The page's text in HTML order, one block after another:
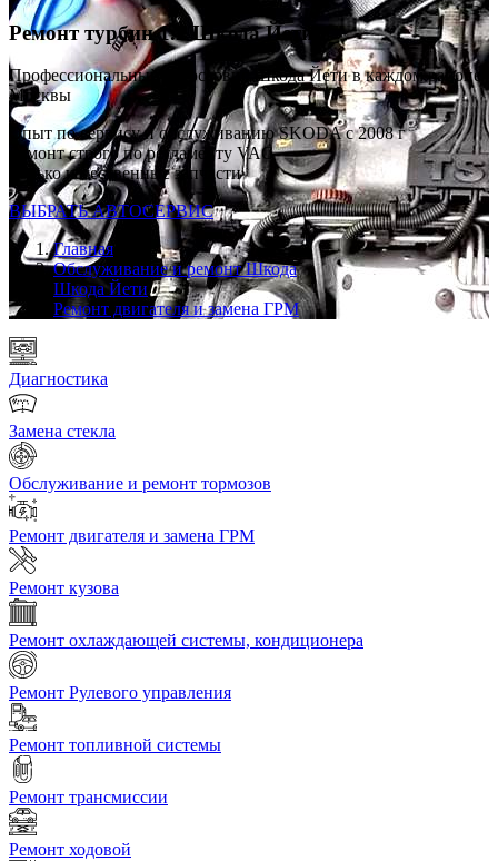
Ремонт турбин 1.2 Шкода Йети
Профессиональный автосервис Шкода Йети в каждом районе
Москвы
Опыт по сервису и обслуживанию SKODA с 2008 г
Ремонт строго по регламенту VAG
Только качественные запчасти
ВЫБРАТЬ АВТОСЕРВИС
Главная
Обслуживание и ремонт Шкода
Шкода Йети
Ремонт двигателя и замена ГРМ
Диагностика
Замена стекла
Обслуживание и ремонт тормозов
Ремонт двигателя и замена ГРМ
Ремонт кузова
Ремонт охлаждающей системы, кондиционера
Ремонт Рулевого управления
Ремонт топливной системы
Ремонт трансмиссии
Ремонт ходовой